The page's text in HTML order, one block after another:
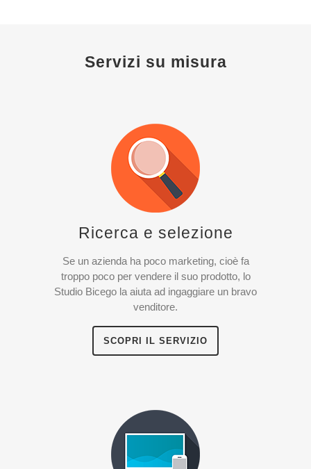
Servizi su misura
Ricerca e selezione
Se un azienda ha poco marketing, cioè fa
troppo poco per vendere il suo prodotto, lo
Studio Bicego la aiuta ad ingaggiare un bravo
venditore.
SCOPRI IL SERVIZIO